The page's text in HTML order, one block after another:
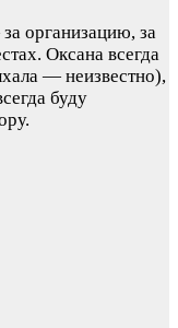
организацию, за
Оксана всегда
— неизвестно),
буду